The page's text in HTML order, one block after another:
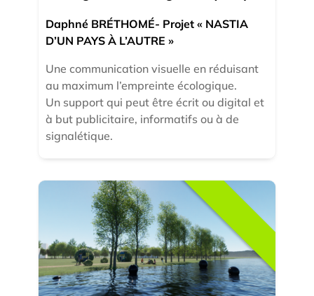
Daphné BRÉTHOMÉ- Projet « NASTIA
D’UN PAYS À L’AUTRE »
Une communication visuelle en réduisant
au maximum l’empreinte écologique.
Un support qui peut être écrit ou digital et
à but publicitaire, informatifs ou à de
signalétique.